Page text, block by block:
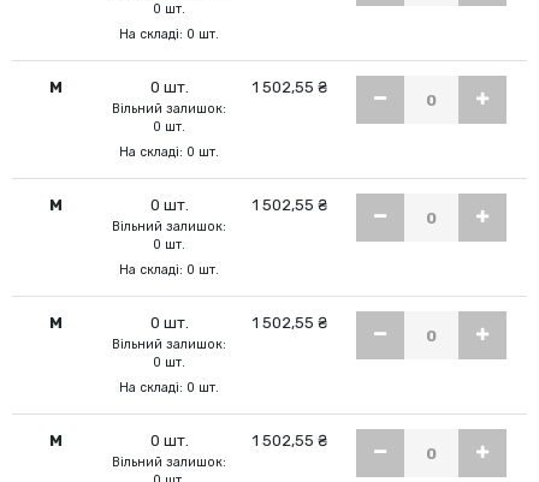
0 шт.
На складі: 0 шт.
M 0 шт.
Вільний залишок:
0 шт.
На складі: 0 шт.
1 502,55 ₴
M 0 шт.
Вільний залишок:
0 шт.
На складі: 0 шт.
1 502,55 ₴
M 0 шт.
Вільний залишок:
0 шт.
На складі: 0 шт.
1 502,55 ₴
M 0 шт.
Вільний залишок:
1 502,55 ₴